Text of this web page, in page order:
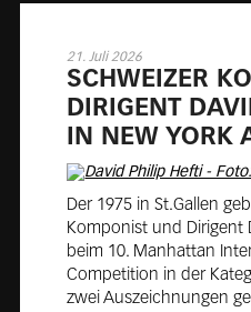
21. Juli 2026
SCHWEI­ZER
DI­RI­GENT
IN NEW YORK
Der 1975 in St.Gallen
Komponist und Dirigent
beim 10. Manhattan
Competition in der
zwei Auszeichnungen